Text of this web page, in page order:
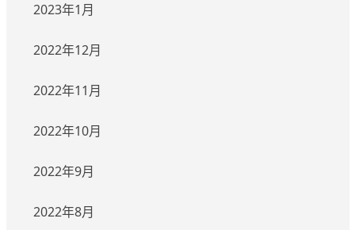
2023年1月
2022年12月
2022年11月
2022年10月
2022年9月
2022年8月